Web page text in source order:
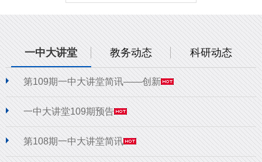
一中大讲堂 教务动态 科研动态
第109期一中大讲堂简讯——创新
一中大讲堂109期预告
第108期一中大讲堂简讯